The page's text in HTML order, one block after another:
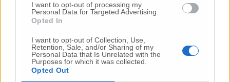
I want to opt-out of processing my
Personal Data for Targeted Advertising.
Opted In
I want to opt-out of Collection, Use,
Retention, Sale, and/or Sharing of my
Personal Data that Is Unrelated with the
Purposes for which it was collected.
Opted Out
-Luigia Fortunato,l’ennesimo femminicidio:
prima la lite, poi la furia col coltello
-Femminicidio a Loreto.Donna uccisa a
coltellate.Fermato il compagno: “L’ho ammazzata”
(Foto-Video)
-